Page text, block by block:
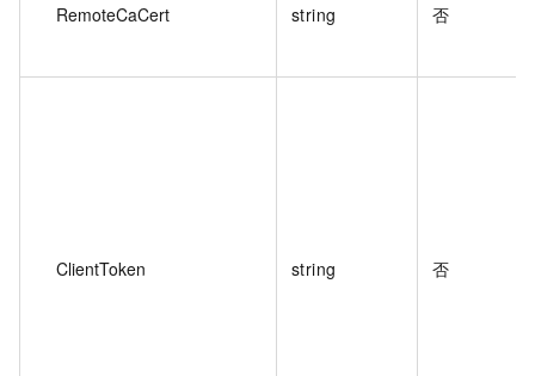
RemoteCaCert string 否
ClientToken string 否